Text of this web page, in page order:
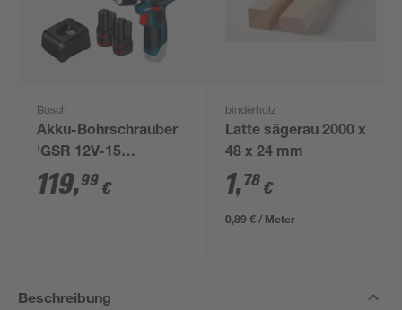
Bosch
Akku-Bohrschrauber
'GSR 12V-15
Professional' mit 2
Akkus, Tasche und
119,99 €
binderholz
Latte sägerau 2000 x
48 x 24 mm
1,78 €
0,89 € / Meter
Beschreibung